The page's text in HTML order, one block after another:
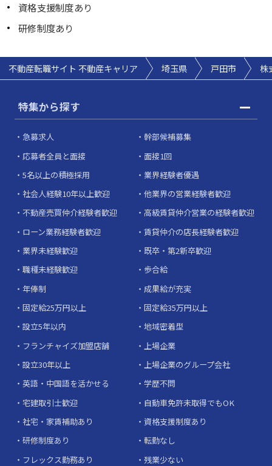
資格支援制度あり
研修制度あり
不動産転職サイト 不動産キャリア 埼玉県 戸田市 株
特集から探す
急募求人
幹部候補募集
応募者全員と面接
面接1回
5名以上の積極採用
業界経験者優遇
社会人経験10年以上歓迎
他業界の営業経験者歓迎
不動産売買仲介経験者歓迎
高級賃貸仲介営業の経験者歓迎
ローン業務経験者歓迎
賃貸仲介の店長経験者歓迎
業界未経験歓迎
既卒・第2新卒歓迎
職種未経験歓迎
歩合給
年俸制
成果給が充実
固定給25万円以上
固定給35万円以上
設立5年以内
地域密着型
フランチャイズ加盟店舗
上場企業
設立30年以上
上場企業のグループ会社
英語・中国語を活かせる
学歴不問
宅建取引士歓迎
自動車免許未取得でもOK
社宅・家賃補助あり
資格支援制度あり
研修制度あり
転勤なし
フレックス勤務あり
残業少ない